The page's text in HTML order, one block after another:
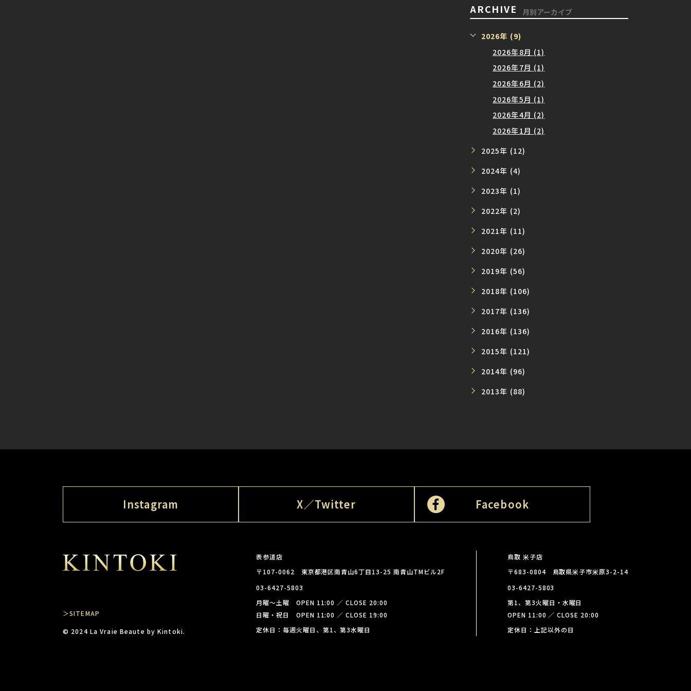
ARCHIVE 月別アーカイブ
2026年 (9)
2026年8月 (1)
2026年7月 (1)
2026年6月 (2)
2026年5月 (1)
2026年4月 (2)
2026年1月 (2)
2025年 (12)
2024年 (4)
2023年 (1)
2022年 (2)
2021年 (11)
2020年 (26)
2019年 (56)
2018年 (106)
2017年 (136)
2016年 (136)
2015年 (121)
2014年 (96)
2013年 (88)
Instagram X／Twitter Facebook
表参道店
〒107-0062 東京都港区南青山6丁目13-25 南青山TMビル2F
03-6427-5803
月曜～土曜 OPEN 11:00 ／ CLOSE 20:00
日曜・祝日 OPEN 11:00 ／ CLOSE 19:00
定休日：毎週火曜日、第1、第3水曜日
鳥取 米子店
〒683-0804 鳥取県米子市米原3-2-14
03-6427-5803
第1、第3火曜日・水曜日
OPEN 11:00 ／ CLOSE 20:00
定休日：上記以外の日
＞SITEMAP
© 2024 La Vraie Beaute by Kintoki.